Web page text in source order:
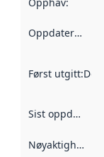
Oppdateringsfrekvens
Først utgitt:
Sist oppdatert
Nøyaktighet